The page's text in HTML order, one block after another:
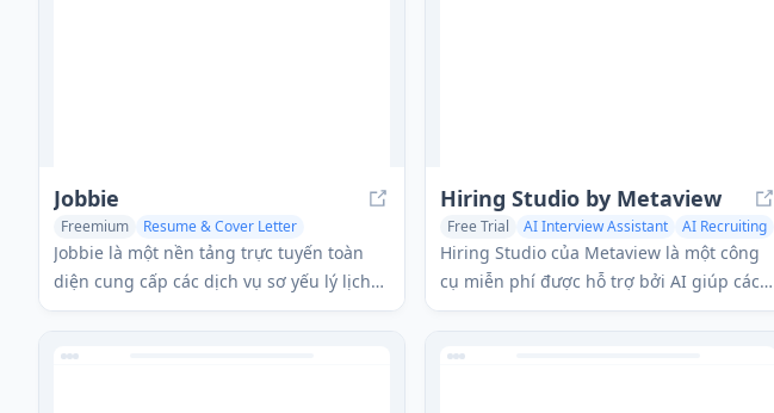
Jobbie
Freemium
Resume & Cover Letter
AI Recruiting
AI Interview Assistant
Jobbie là một nền tảng trực tuyến toàn
diện cung cấp các dịch vụ sơ yếu lý lịch
thân thiện với ATS miễn phí bao gồm
và công cụ tối ưu hóa hỗ trợ AI để giúp
Hiring Studio by Metaview
Free Trial AI Interview Assistant
AI Recruiting
AI Notes Assistant
Hiring Studio của Metaview là một công
cụ miễn phí được hỗ trợ bởi AI giúp các
đội ngũ tuyển dụng tạo ra các câu hỏi
dõi và các tiêu chí trả lời chi tiết.